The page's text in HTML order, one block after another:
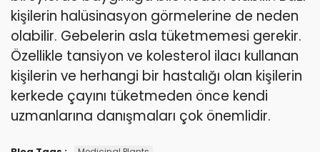
kişilerin halüsinasyon görmelerine de neden
olabilir. Gebelerin asla tüketmemesi gerekir.
Özellikle tansiyon ve kolesterol ilacı kullanan
kişilerin ve herhangi bir hastalığı olan kişilerin
kerkede çayını tüketmeden önce kendi
uzmanlarına danışmaları çok önemlidir.